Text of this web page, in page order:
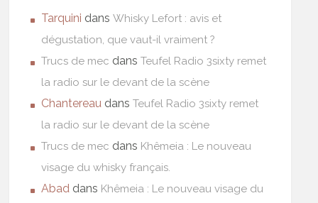
Tarquini dansWhisky Lefort : avis et
dégustation, que vaut-il vraiment ?
Trucs de mec dansTeufel Radio 3sixty remet
la radio sur le devant de la scène
Chantereau dansTeufel Radio 3sixty remet
la radio sur le devant de la scène
Trucs de mec dans Khêmeia : Le nouveau
visage du whisky français.
Abad dans Khêmeia : Le nouveau visage du